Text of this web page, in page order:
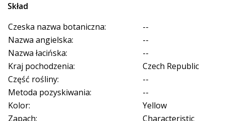
Skład
Czeska nazwa botaniczna:
--
Nazwa angielska:
--
Nazwa łacińska:
--
Kraj pochodzenia:
Czech Republic
Część rośliny:
--
Metoda pozyskiwania:
--
Kolor:
Yellow
Zapach:
Characteristic